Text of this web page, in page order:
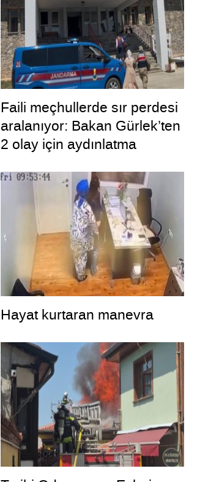
Faili meçhullerde sır perdesi
aralanıyor: Bakan Gürlek’ten
2 olay için aydınlatma
Hayat kurtaran manevra